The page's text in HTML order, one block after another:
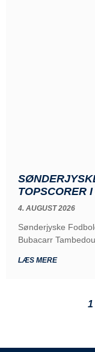
TOPSCORER
4. AUGUST 2026
Sønderjyske
Bubacarr
LÆS MERE
1